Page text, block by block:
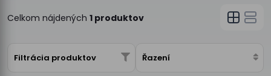
Celkom nájdených 1 produktov
Filtrácia produktov Řazení